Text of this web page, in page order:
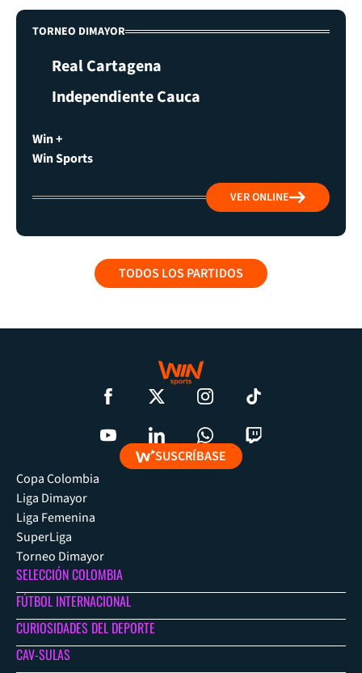
TORNEO DIMAYOR
Real Cartagena
Independiente Cauca
Win +
Win Sports
VER ONLINE
TODOS LOS PARTIDOS
SUSCRÍBASE
Copa Colombia
Liga Dimayor
Liga Femenina
SuperLiga
Torneo Dimayor
SELECCIÓN COLOMBIA
FÚTBOL INTERNACIONAL
CURIOSIDADES DEL DEPORTE
CAV-SULAS